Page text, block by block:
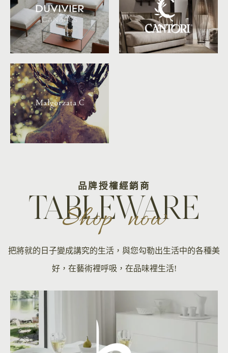
品牌授權經銷商
TABLEWARE
Shop now
把將就的日子變成講究的生活，與您勾勒出生活中的各種美
好，在藝術裡呼吸，在品味裡生活!